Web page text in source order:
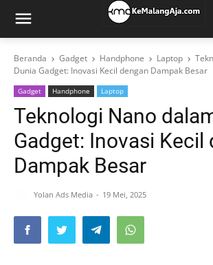
Beranda Gadget Handphone Laptop
Dunia Gadget: Inovasi Kecil dengan Dampak Besar
Gadget Handphone Laptop
Teknologi Nano
Gadget: Inovasi Kecil
Dampak Besar
Yolan Ads Media 19 Mei, 2025